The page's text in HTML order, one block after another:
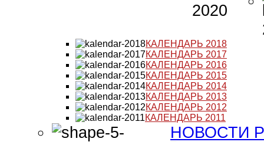
КАЛЕНДАРЬ 2018
КАЛЕНДАРЬ 2017
КАЛЕНДАРЬ 2016
КАЛЕНДАРЬ 2015
КАЛЕНДАРЬ 2014
КАЛЕНДАРЬ 2013
КАЛЕНДАРЬ 2012
КАЛЕНДАРЬ 2011
НОВОСТИ